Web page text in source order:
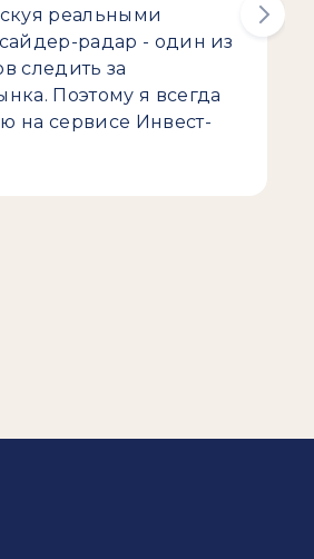
реальными
радар - один из
следить за
Поэтому я всегда
на сервисе Инвест-